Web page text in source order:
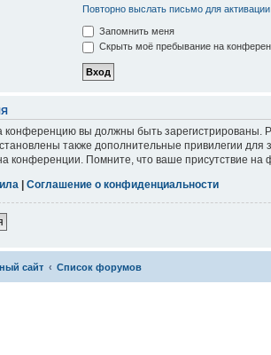
Повторно выслать письмо для
Запомнить меня
Скрыть моё пребывание на
конференцию вы должны быть зарегистрированы.
также дополнительные привилегии
конференции. Помните, что ваше присутствие на
Соглашение о конфиденциальности
сайт Список форумов